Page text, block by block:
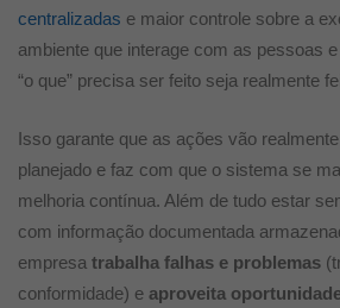
centralizadas e maior controle sobre a
ambiente que interage com as pessoas
“o que” precisa ser feito seja realmente
Isso garante que as ações vão
planejado e faz com que o sistema se
melhoria contínua. Além de tudo estar
com informação documentada
empresa trabalha falhas e problemas
conformidade) e aproveita